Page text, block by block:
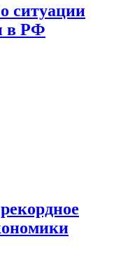
ситуации
в РФ